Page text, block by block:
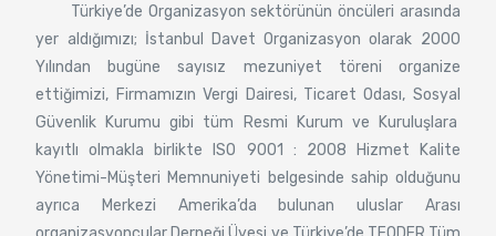
Türkiye’de Organizasyon sektörünün öncüleri arasında
yer aldığımızı; İstanbul Davet Organizasyon olarak 2000
Yılından bugüne sayısız mezuniyet töreni organize
ettiğimizi, Firmamızın Vergi Dairesi, Ticaret Odası, Sosyal
Güvenlik Kurumu gibi tüm Resmi Kurum ve Kuruluşlara
kayıtlı olmakla birlikte ISO 9001 : 2008 Hizmet Kalite
Yönetimi-Müşteri Memnuniyeti belgesinde sahip olduğunu
ayrıca Merkezi Amerika’da bulunan uluslar Arası